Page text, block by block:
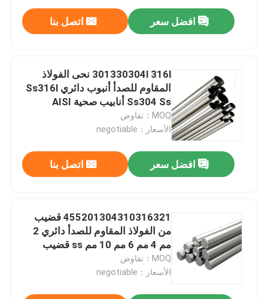
افضل سعر اتصل بنا
301330304l 316l نحى الفولاذ
المقاوم للصدأ أنبوب دائري Ss316l
Ss304 Ss أنابيب صحية AISI
201202
MOQ：تفاوض
الأسعار：negotiable
افضل سعر اتصل بنا
455201304310316321 قضيب
من الفولاذ المقاوم للصدأ دائري 2
مم 4 مم 6 مم 10 مم ss قضيب
440c
MOQ：تفاوض
الأسعار：negotiable